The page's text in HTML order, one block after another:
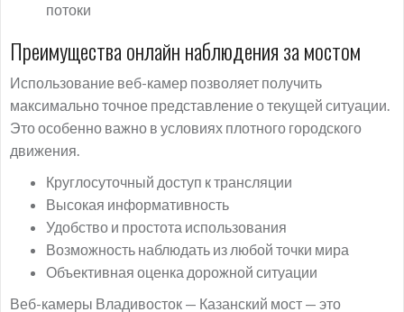
потоки
Преимущества онлайн наблюдения за мостом
Использование веб-камер позволяет получить
максимально точное представление о текущей ситуации.
Это особенно важно в условиях плотного городского
движения.
Круглосуточный доступ к трансляции
Высокая информативность
Удобство и простота использования
Возможность наблюдать из любой точки мира
Объективная оценка дорожной ситуации
Веб-камеры Владивосток — Казанский мост — это